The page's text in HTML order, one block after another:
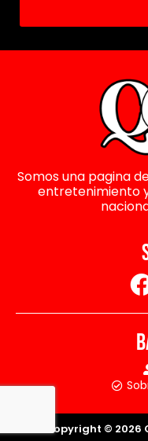
Somos una pagina
entretenimiento
Copyright © 2026